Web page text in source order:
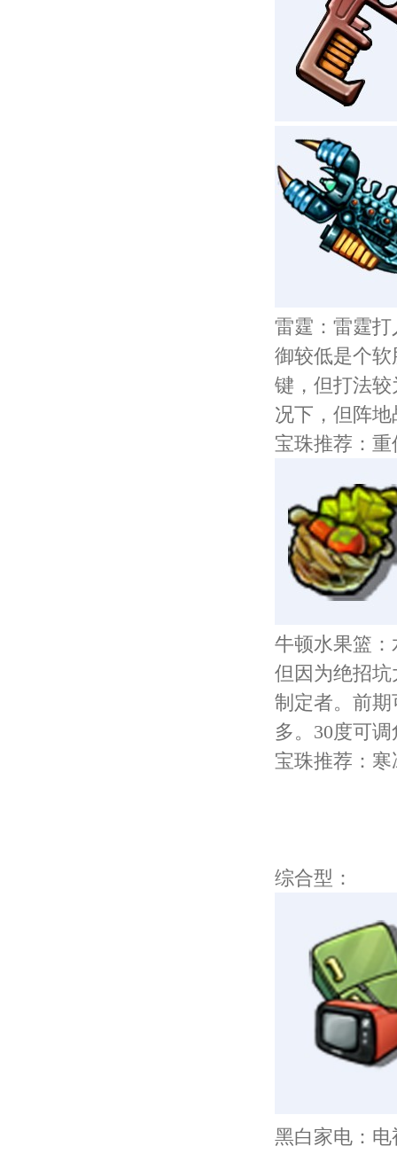
雷霆：雷霆
御较低是个
键，但打法
况下，但阵
宝珠推荐：
牛顿水果篮
但因为绝招
制定者。前
多。 30度可
宝珠推荐：
综合型：
黑白家电：